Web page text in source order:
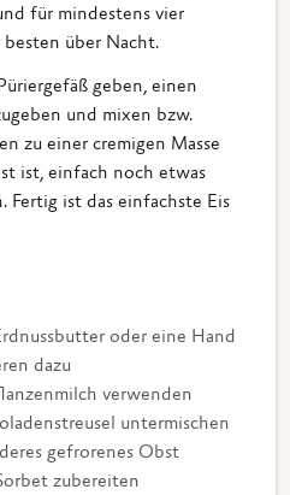
für mindestens vier
über Nacht.
geben, einen
und mixen bzw.
zu einer cremigen Masse
ist, einfach noch etwas
Fertig ist das einfachste Eis
oder eine Hand
dazu
verwenden
untermischen
gefrorenes Obst
zubereiten